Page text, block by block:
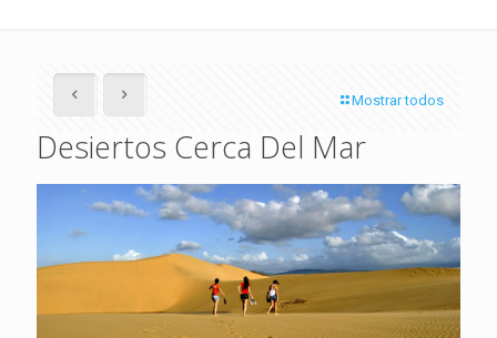
Mostrar todos
Desiertos Cerca Del Mar